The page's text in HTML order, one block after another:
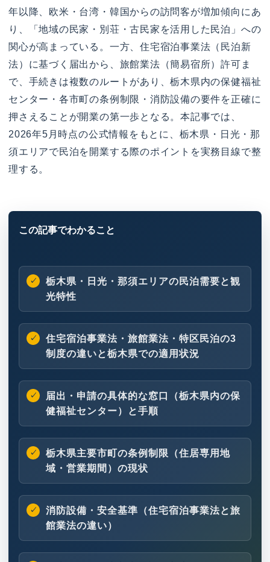
年以降、欧米・台湾・韓国からの訪問客が増加傾向にあ
り、「地域の民家・別荘・古民家を活用した民泊」への
関心が高まっている。一方、住宅宿泊事業法（民泊新
法）に基づく届出から、旅館業法（簡易宿所）許可ま
で、手続きは複数のルートがあり、栃木県内の保健福祉
センター・各市町の条例制限・消防設備の要件を正確に
押さえることが開業の第一歩となる。本記事では、
2026年5月時点の公式情報をもとに、栃木県・日光・那
須エリアで民泊を開業する際のポイントを実務目線で整
理する。
栃木県・日光・那須エリアの民泊需要と観
光特性
住宅宿泊事業法・旅館業法・特区民泊の3
制度の違いと栃木県での適用状況
届出・申請の具体的な窓口（栃木県内の保
健福祉センター）と手順
栃木県主要市町の条例制限（住居専用地
域・営業期間）の現状
消防設備・安全基準（住宅宿泊事業法と旅
館業法の違い）